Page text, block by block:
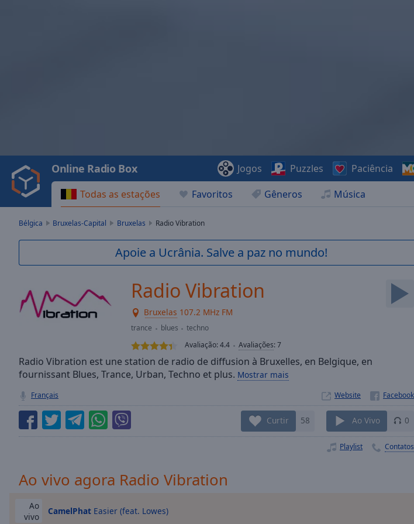
Video
Play
Backward
Skip
Current
Loaded:
0.00%
Seek to
live,
currently
LIVE
Remaining
Rate
Chapters
Todas as estações Favoritos Gêneros Música
Online Radio Box Jogos Puzzles Paciência
Bélgica Bruxelas-Capital Bruxelas Radio Vibration
Apoie a Ucrânia. Salve a paz no mundo!
Radio Vibration
Bruxelas 107.2 MHz FM
trance blues
techno
Avaliação:4.4 Avaliações:7
Radio Vibration est une station de radio de diffusion à Bruxelles, en Belgique, en
fournissant Blues, Trance, Urban, Techno et plus. Mostrar mais
Français Website
Curtir 58 Ao Vivo 0
Playlist Contatos
Ao vivo agora Radio Vibration
Ao
vivo
CamelPhat Easier (feat. Lowes)